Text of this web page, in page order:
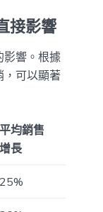
接影響
影響。根據
，可以顯著
平均銷售
增長
25%